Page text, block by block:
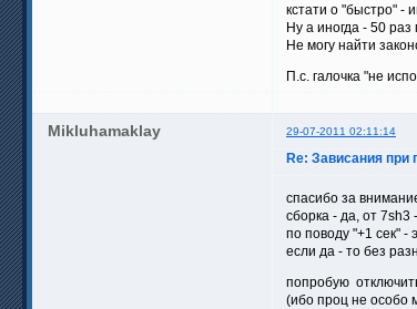
кстати о "быстро" -
Ну а иногда - 50
Не могу найти
П.с. галочка "не
Mikluhamaklay 29-07-2011 02:11:14
Re: Зависания при
спасибо за
сборка - да, от 7sh3
по поводу "+1 сек" -
если да - то без
попробую
(ибо проц не особо